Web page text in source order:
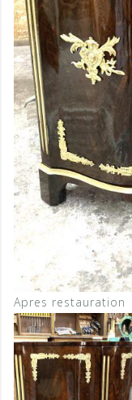
Apres restauration